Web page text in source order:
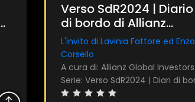
Verso SdR2024 | Diario
di bordo di Allianz
Global Investors
L'invito di Lavinia Fattore ed Enzo
Corsello
A cura di: Allianz Global Investors